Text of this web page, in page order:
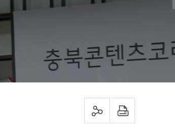
sns 공유하기 프린트하기